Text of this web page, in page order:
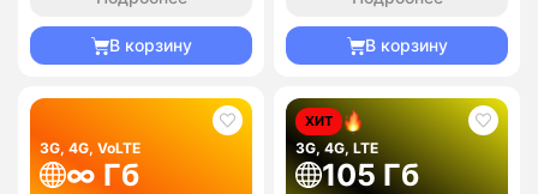
В корзину В корзину
3G, 4G, VoLTE
∞ Гб
ХИТ
3G, 4G, LTE
105 Гб